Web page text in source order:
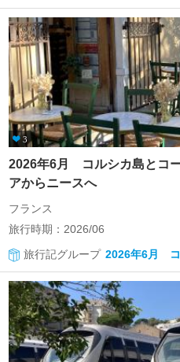
3
2026年6月 コルシカ島とコ
アからニースへ
フランス
旅行時期：2026/06
旅行記グループ 2026年6月 コ